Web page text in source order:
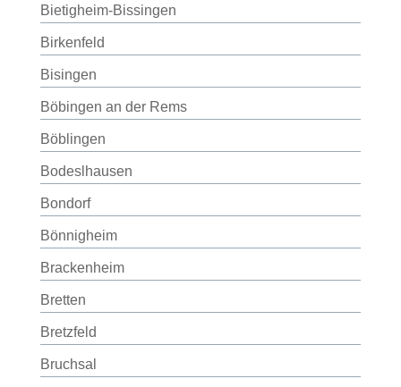
Bietigheim-Bissingen
Birkenfeld
Bisingen
Böbingen an der Rems
Böblingen
Bodeslhausen
Bondorf
Bönnigheim
Brackenheim
Bretten
Bretzfeld
Bruchsal